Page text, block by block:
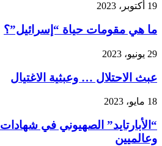
19 أكتوبر، 2023
ما هي مقومات حياة “إسرائيل”؟
29 يونيو، 2023
عبث الاحتلال … وعبثية الاغتيال
18 مايو، 2023
“الأبارتايد” الصهيوني في
وعالميين